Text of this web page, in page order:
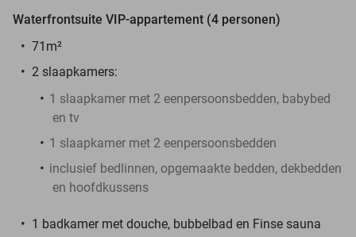
Waterfrontsuite VIP-appartement (4 personen)
71m²
2 slaapkamers:
1 slaapkamer met 2 eenpersoonsbedden, babybed
en tv
1 slaapkamer met 2 eenpersoonsbedden
inclusief bedlinnen, opgemaakte bedden, dekbedden
en hoofdkussens
1 badkamer met douche, bubbelbad en Finse sauna